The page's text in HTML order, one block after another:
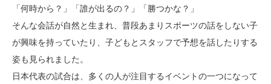
「何時から？」「誰が出るの？」「勝つかな？」
そんな会話が自然と生まれ、普段あまりスポーツの話をしない子
が興味を持っていたり、子どもとスタッフで予想を話したりする
姿も見られました。
日本代表の試合は、多くの人が注目するイベントの一つになって